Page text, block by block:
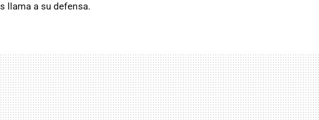
llama a su defensa.